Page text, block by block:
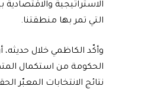
الاستراتيجية
التي تمر بها منطقتنا.
وأكّد الكاظمي خلال
الحكومة من استكمال
نتائج الانتخابات المعبّر